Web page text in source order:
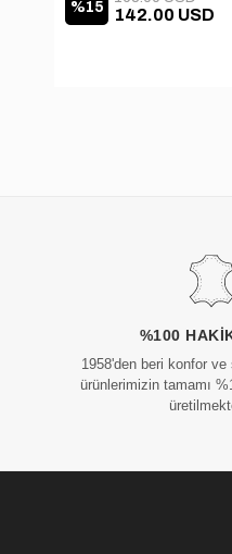
%15 142.00 USD
%100
1958'den beri konfor ve
ürünlerimizin tamamı